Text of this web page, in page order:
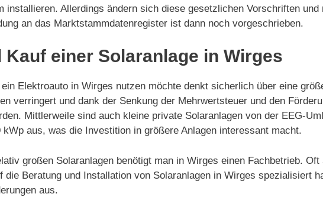
installieren. Allerdings ändern sich diese gesetzlichen Vorschriften
an das Marktstammdatenregister ist dann noch vorgeschrieben.
einer Solaranlage in Wirges
Elektroauto in Wirges nutzen möchte denkt sicherlich über eine
verringert und dank der Senkung der Mehrwertsteuer und den
Mittlerweile sind auch kleine private Solaranlagen von der EEG-
aus, was die Investition in größere Anlagen interessant macht.
großen Solaranlagen benötigt man in Wirges einen Fachbetrieb.
die Beratung und Installation von Solaranlagen in Wirges spezialisiert
aus.